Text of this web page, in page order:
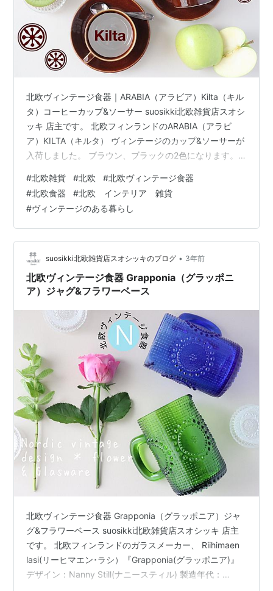
北欧ヴィンテージ食器｜ARABIA（アラビア）Kilta（キル
タ）コーヒーカップ&ソーサー suosikki北欧雑貨店スオシ
ッキ 店主です。 北欧フィンランドのARABIA（アラビ
ア）KILTA（キルタ） ヴィンテージのカップ&ソーサーが
入荷しました。 ブラウン、ブラックの2色になります。
気な朝を過ごせそう。 ソーサーは14.5cmサイズのプレー
トになり、 カップ&ソーサーのセットだけでなくプレー
ト単体でお使い頂けます。 pikku-suosikki.com pikku-
suosikki.com pikku-suosikki.com
#北欧雑貨 #北欧 #北欧ヴィンテージ食器
#北欧食器 #北欧 インテリア 雑貨
#ヴィンテージのある暮らし
suosikki北欧雑貨店スオシッキのブログ • 3年前
北欧ヴィンテージ食器 Grapponia（グラッポニ
ア）ジャグ&フラワーベース
北欧ヴィンテージ食器 Grapponia（グラッポニア）ジャ
グ&フラワーベース suosikki北欧雑貨店スオシッキ 店主
です。 北欧フィンランドのガラスメーカー、 Riihimaen
lasi(リーヒマエン･ラシ）『Grapponia(グラッポニア)』
デザイン：Nanny Still(ナニースティル) 製造年代：